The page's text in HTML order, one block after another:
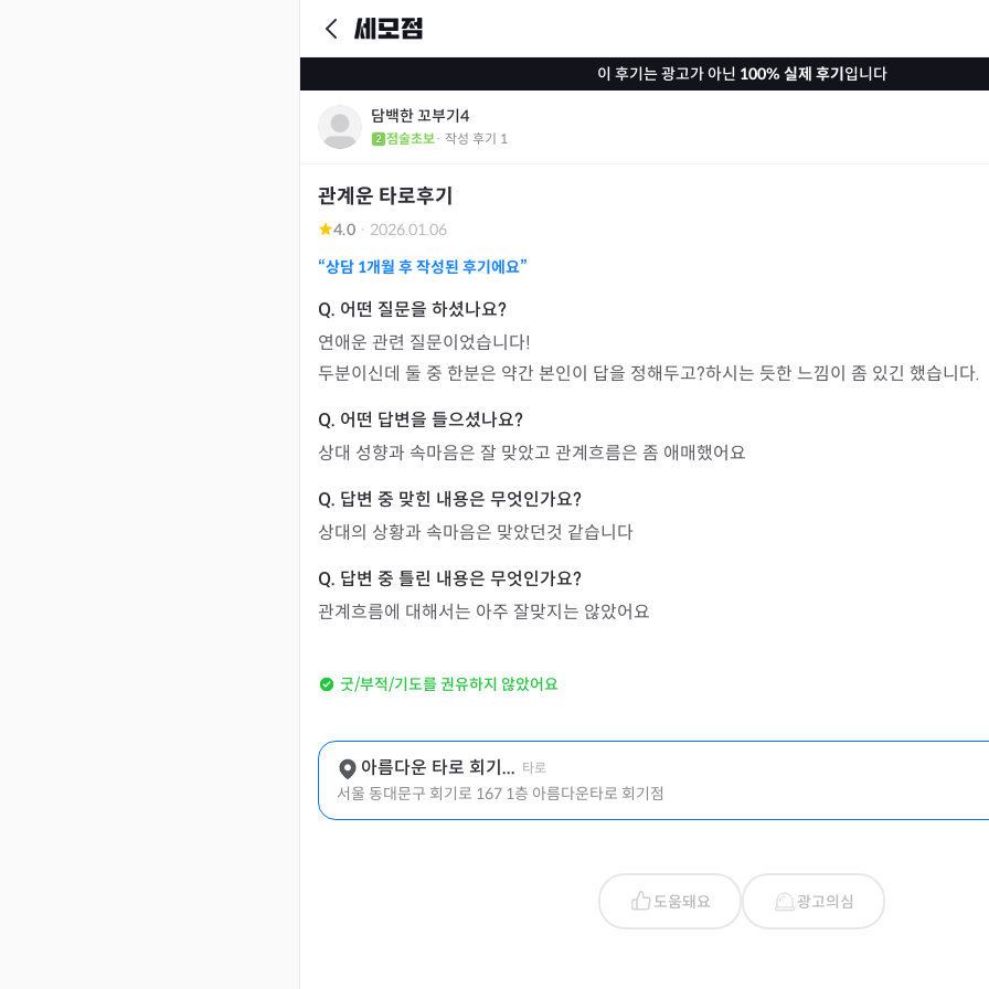
이 후기는 광고가 아닌 100% 실제 후기입니다
담백한 꼬부기4
점술초보· 작성 후기 1
관계운 타로후기
4.0 · 2026.01.06
“상담 1개월 후 작성된 후기에요”
연애운 관련 질문이었습니다!
두분이신데 둘 중 한분은 약간 본인이 답을 정해두고?하시는 듯한 느낌이 좀 있긴 했습니다.
상대 성향과 속마음은 잘 맞았고 관계흐름은 좀 애매했어요
상대의 상황과 속마음은 맞았던것 같습니다
관계흐름에 대해서는 아주 잘맞지는 않았어요
굿/부적/기도를 권유하지 않았어요
아름다운 타로 회기... 타로
서울 동대문구 회기로 167 1층 아름다운타로 회기점
도움돼요 광고의심